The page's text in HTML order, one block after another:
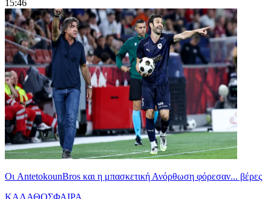
15:46
Oι AntetokounBros και η μπασκετική Ανόρθωση φόρεσαν... βέρες